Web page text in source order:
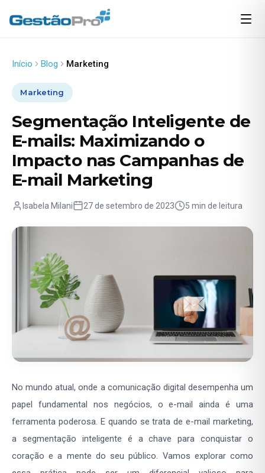
Início Blog Marketing
Marketing
Segmentação Inteligente de
E-mails: Maximizando o
Impacto nas Campanhas de
E-mail Marketing
Isabela Milani 27 de setembro de 2023 5 min de leitura
No mundo atual, onde a comunicação digital desempenha um
papel fundamental nos negócios, o e-mail ainda é uma
ferramenta poderosa. E quando se trata de e-mail marketing,
a segmentação inteligente é a chave para conquistar o
coração e a mente do seu público. Vamos explorar como